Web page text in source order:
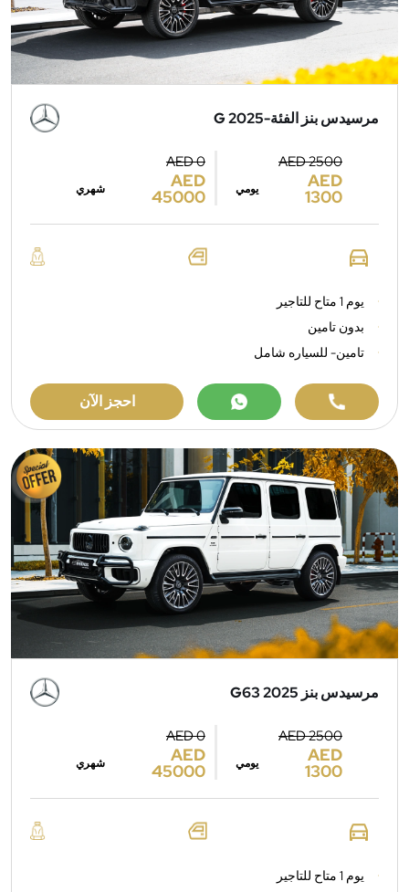
مرسيدس بنز الفئة-G 2025
AED 2500
AED
1300 يومي
AED 0
AED
45000 شهري
يوم 1 متاح للتاجير
بدون تامين
تامين- للسياره شامل
احجز الآن
مرسيدس بنز G63 2025
AED 2500
AED
1300 يومي
AED 0
AED
45000 شهري
يوم 1 متاح للتاجير